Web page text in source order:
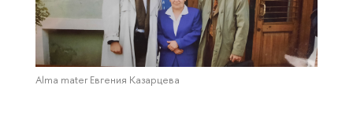
Alma mater Евгения Казарцева